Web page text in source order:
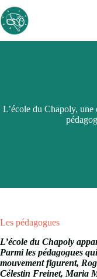
Passer
au
contenu
L’école du Chapoly, une
Les pédagogues
L’école du Chapoly
Parmi les pédagogues
mouvement figurent,
Célestin Freinet, Maria